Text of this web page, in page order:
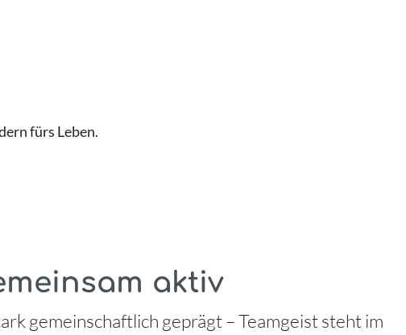
fürs Leben.
aktiv
gemeinschaftlich geprägt – Teamgeist steht im